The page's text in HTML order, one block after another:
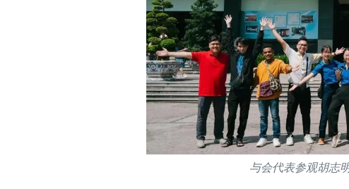
与会代表参观胡志